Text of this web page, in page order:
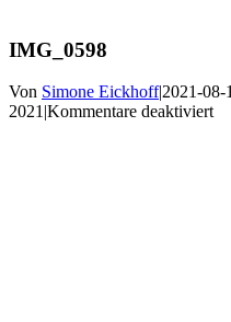
IMG_0598
Von Simone Eickhoff|2021-08-
2021|Kommentare deaktiviertfür